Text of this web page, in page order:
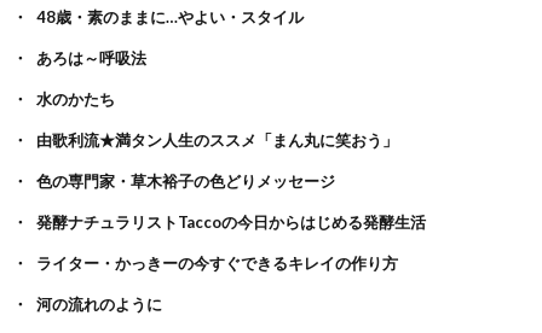
48歳・素のままに…やよい・スタイル
あろは～呼吸法
水のかたち
由歌利流★満タン人生のススメ「まん丸に笑おう」
色の専門家・草木裕子の色どりメッセージ
発酵ナチュラリストTaccoの今日からはじめる発酵生活
ライター・かっきーの今すぐできるキレイの作り方
河の流れのように